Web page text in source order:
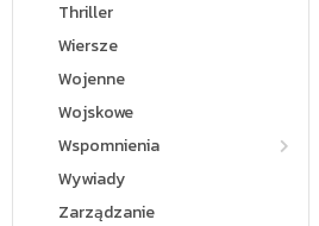
Thriller
Wiersze
Wojenne
Wojskowe
Wspomnienia
Wywiady
Zarządzanie